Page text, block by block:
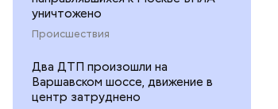
уничтожено
Происшествия
Два ДТП произошли на
Варшавском шоссе, движение в
центр затруднено